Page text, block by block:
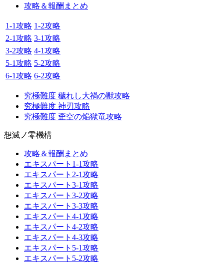
攻略＆報酬まとめ
1-1攻略 1-2攻略
2-1攻略 3-1攻略
3-2攻略 4-1攻略
5-1攻略 5-2攻略
6-1攻略 6-2攻略
究極難度 穢れし大禍の獣攻略
究極難度 神刃攻略
究極難度 歪空の焔獄竜攻略
想滅ノ零機構
攻略＆報酬まとめ
エキスパート1-1攻略
エキスパート2-1攻略
エキスパート3-1攻略
エキスパート3-2攻略
エキスパート3-3攻略
エキスパート4-1攻略
エキスパート4-2攻略
エキスパート4-3攻略
エキスパート5-1攻略
エキスパート5-2攻略